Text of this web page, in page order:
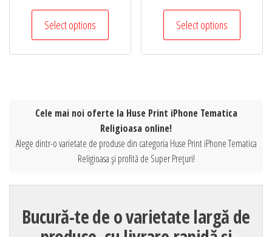
Select options Select options
Cele mai noi oferte la Huse Print iPhone Tematica
Religioasa online!
Alege dintr-o varietate de produse din categoria Huse Print iPhone Tematica
Religioasa și profită de Super Prețuri!
Bucură-te de o varietate largă de